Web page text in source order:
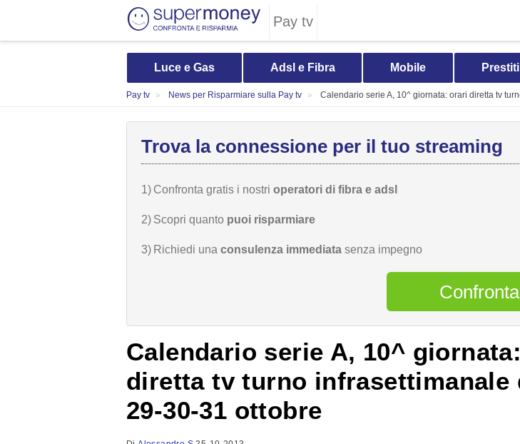
Pay tv
Luce e Gas Adsl e Fibra Mobile Prestiti
Pay tv News per Risparmiare sulla Pay tv Calendario serie A, 10^ giornata: orari diretta tv
Trova la connessione per il tuo streaming
1) Confronta gratis i nostri operatori di fibra e adsl
2) Scopri quanto puoi risparmiare
3) Richiedi una consulenza immediata senza impegno
Confronta
Calendario serie A, 10^
diretta tv turno infrasettimanale
29-30-31 ottobre